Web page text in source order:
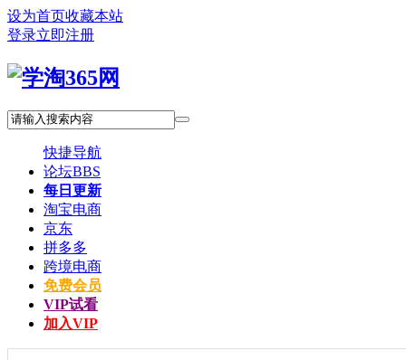
设为首页收藏本站
登录立即注册
快捷导航
论坛BBS
每日更新
淘宝电商
京东
拼多多
跨境电商
免费会员
VIP试看
加入VIP